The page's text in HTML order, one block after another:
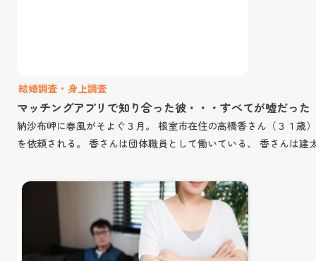
結婚調査・身上調査
マッチングアプリで知り合った彼・・・すべてが嘘だった
納沙布岬に春風がそよぐ３月。 根室市在住の高橋香さん（３１歳
を依頼される。 香さんは団体職員として働いている、 香さんは建